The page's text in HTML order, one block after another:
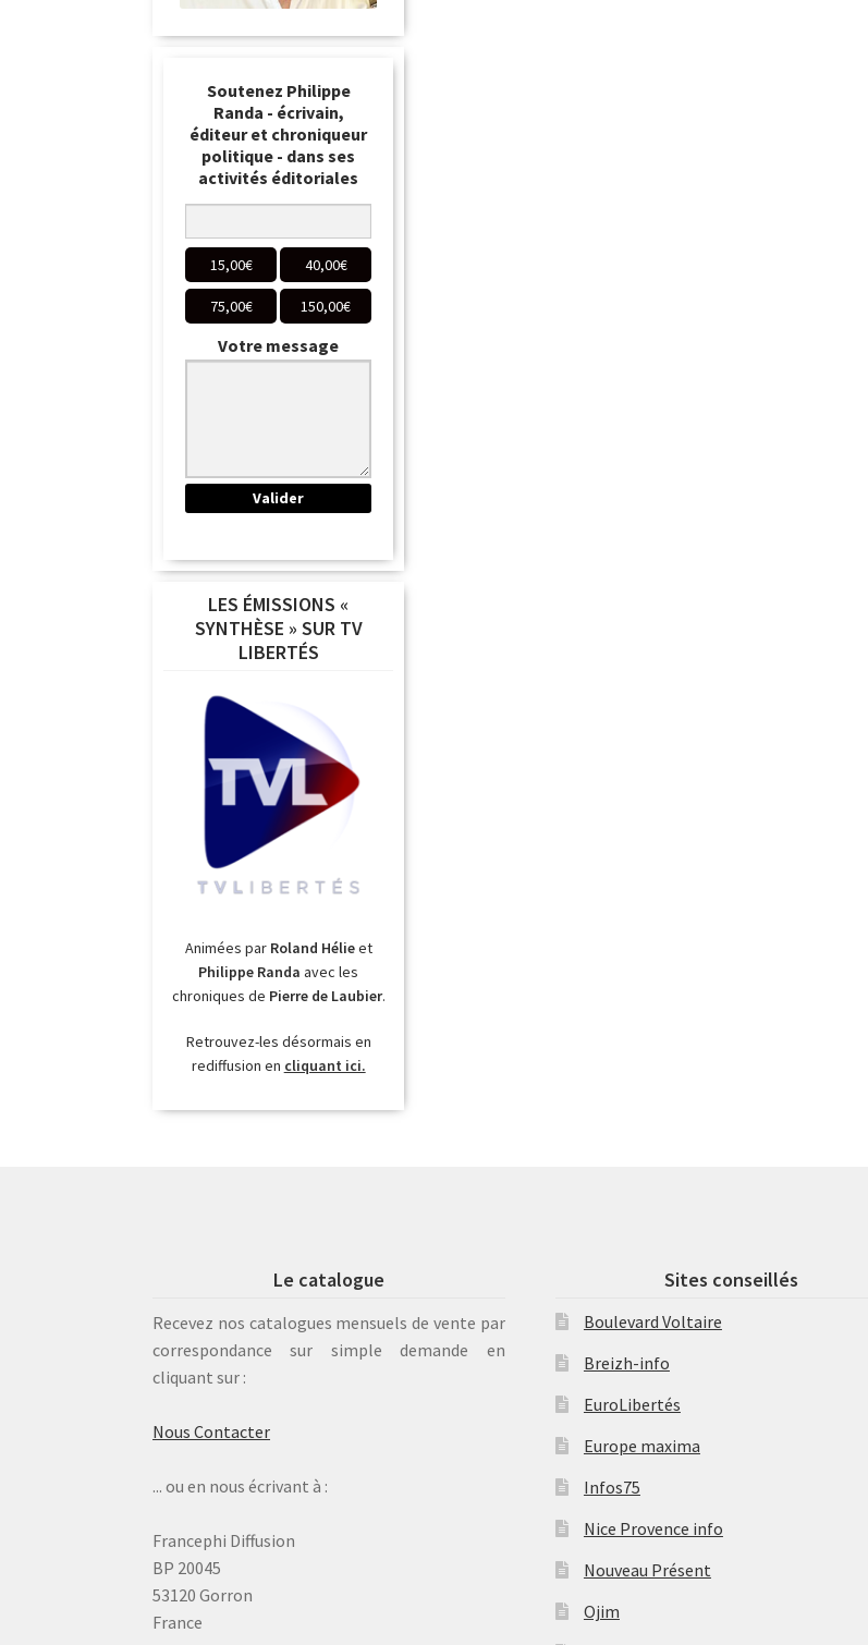
Soutenez Philippe
Randa - écrivain,
éditeur et chroniqueur
politique - dans ses
activités éditoriales
15,00€ 40,00€
75,00€ 150,00€
Votre message
LES ÉMISSIONS «
SYNTHÈSE » SUR TV
LIBERTÉS
Animées par Roland Hélieet
Philippe Randa avec les
chroniques de Pierre de Laubier.
Retrouvez-les désormais en
rediffusion en cliquant ici.
Le catalogue
Recevez nos catalogues mensuels de vente par
correspondance sur simple demande en
cliquant sur :
Nous Contacter
... ou en nous écrivant à :
Francephi Diffusion
BP 20045
53120 Gorron
France
Sites conseillés
Boulevard Voltaire
Breizh-info
EuroLibertés
Europe maxima
Infos75
Nice Provence info
Nouveau Présent
Ojim